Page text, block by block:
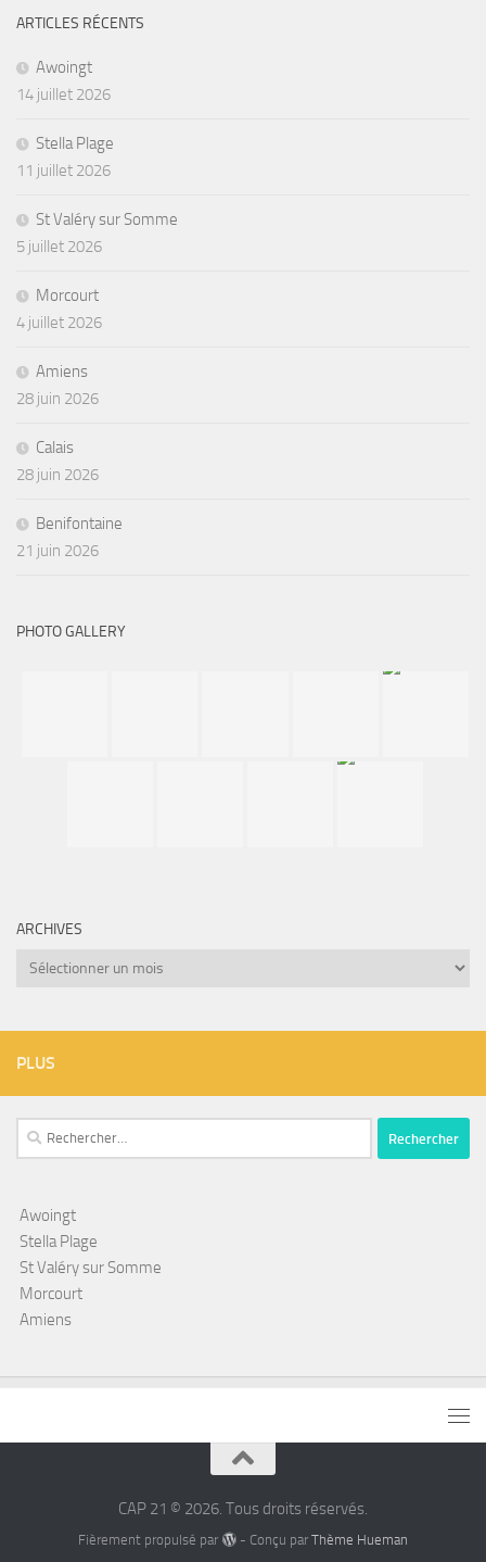
ARTICLES RÉCENTS
Awoingt
14 juillet 2026
Stella Plage
11 juillet 2026
St Valéry sur Somme
5 juillet 2026
Morcourt
4 juillet 2026
Amiens
28 juin 2026
Calais
28 juin 2026
Benifontaine
21 juin 2026
PHOTO GALLERY
ARCHIVES
Archives
PLUS
Rechercher :
Awoingt
Stella Plage
St Valéry sur Somme
Morcourt
Amiens
CAP 21 © 2026. Tous droits réservés.
Fièrement propulsé par - Conçu par Thème Hueman